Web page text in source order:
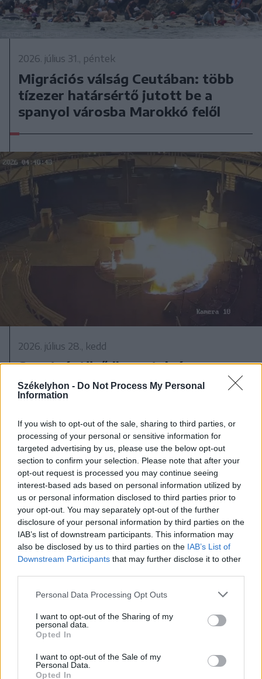
Székelyhon - Do Not Process My Personal
Information
If you wish to opt-out of the sale, sharing to third parties, or
processing of your personal or sensitive information for
targeted advertising by us, please use the below opt-out
section to confirm your selection. Please note that after your
opt-out request is processed you may continue seeing
interest-based ads based on personal information utilized by
us or personal information disclosed to third parties prior to
your opt-out. You may separately opt-out of the further
disclosure of your personal information by third parties on the
IAB’s list of downstream participants. This information may
also be disclosed by us to third parties on the IAB’s List of
Downstream Participants that may further disclose it to other
Personal Data Processing Opt Outs
I want to opt-out of the Sharing of my
personal data.
Opted In
I want to opt-out of the Sale of my
Personal Data.
Opted In
2026. július 31., péntek
Migrációs válság Ceutában: több
tízezer határsértő jutott be a
spanyol városba Marokkó felől
2026. július 28., kedd
Szentségtörő üzenetek és
vandalizmus a medjugorjei Mária-
szobornál – térfigyelő rögzítette a
Őrizetbe vették a Romániában is